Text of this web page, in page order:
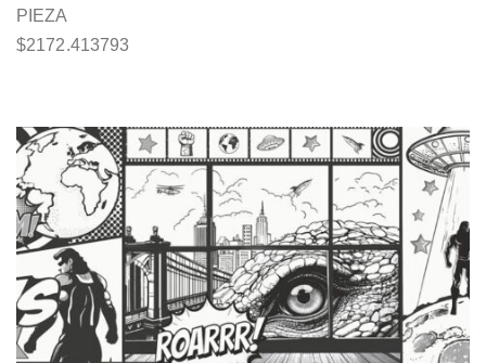
PIEZA
$2172.413793